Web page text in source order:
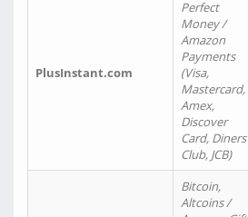
PlusInstant.com
Perfect
Money /
Amazon
Payments
(Visa,
Mastercard,
Amex,
Discover
Card, Diners
Club, JCB)
Bitcoin,
Altcoins /